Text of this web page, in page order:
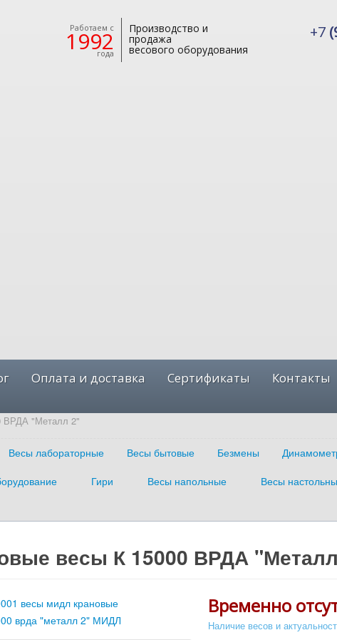
Работаем с
1992
года
Производство и
продажа
весового оборудования
+7
Оплата и доставка Сертификаты Контакты
ВРДА "Металл 2"
Весы лабораторные Весы бытовые Безмены
Гири Весы напольные Весы
весы К 15000 ВРДА
Временно
Наличие весов и